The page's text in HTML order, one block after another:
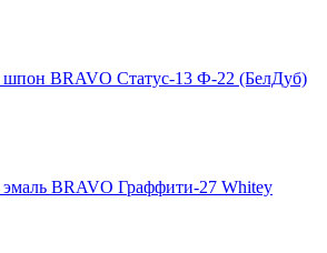
шпон BRAVO Статус-13 Ф-22 (БелДуб)
BRAVO Граффити-27 Whitey